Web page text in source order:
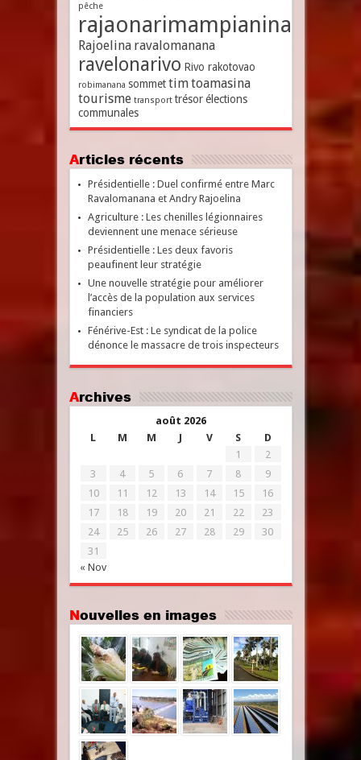
pêche
rajaonarimampianina
Rajoelina ravalomanana
ravelonarivo Rivo rakotovao
robimanana sommet timtoamasina
tourisme transport trésor élections
communales
Articles récents
Présidentielle : Duel confirmé entre Marc
Ravalomanana et Andry Rajoelina
Agriculture : Les chenilles légionnaires
deviennent une menace sérieuse
Présidentielle : Les deux favoris
peaufinent leur stratégie
Une nouvelle stratégie pour améliorer
l’accès de la population aux services
financiers
Fénérive-Est : Le syndicat de la police
dénonce le massacre de trois inspecteurs
Archives
août 2026
L
M M J V S D
« Nov
1
2
3
4 5 6 7 8
9
10
11 12 13 14 15
16
17
18 19 20 21 22
23
24
25 26 27 28 29
30
31
Nouvelles en images